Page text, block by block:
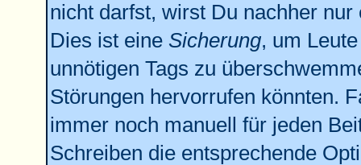
nicht darfst, wirst Du nachher
Dies ist eine Sicherung, um
unnötigen Tags zu
Störungen hervorrufen könnten.
immer noch manuell für jeden
Schreiben die entsprechende